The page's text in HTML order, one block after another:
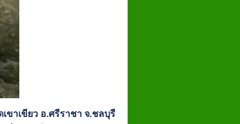
ขาเขียว อ.ศรีราชา จ.ชลบุรี